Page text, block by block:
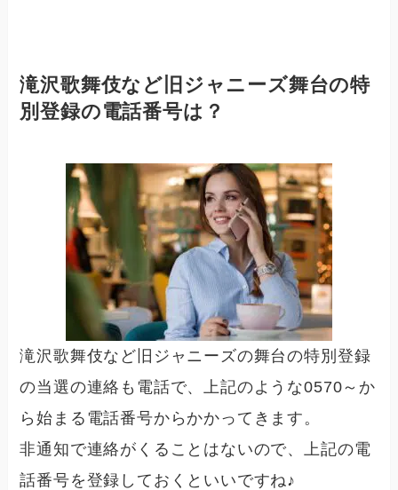
滝沢歌舞伎など旧ジャニーズ舞台の特
別登録の電話番号は？
滝沢歌舞伎など旧ジャニーズの舞台の特別登録
の当選の連絡も電話で、上記のような0570～か
ら始まる電話番号からかかってきます。
非通知で連絡がくることはないので、上記の電
話番号を登録しておくといいですね♪